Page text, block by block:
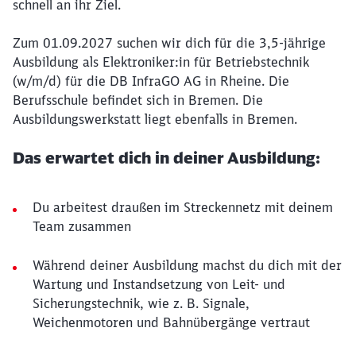
schnell an ihr Ziel.
Zum 01.09.2027 suchen wir dich für die 3,5-jährige
Ausbildung als Elektroniker:in für Betriebstechnik
(w/m/d) für die DB InfraGO AG in Rheine. Die
Berufsschule befindet sich in Bremen. Die
Ausbildungswerkstatt liegt ebenfalls in Bremen.
Das erwartet dich in deiner Ausbildung:
Du arbeitest draußen im Streckennetz mit deinem
Team zusammen
Während deiner Ausbildung machst du dich mit der
Wartung und Instandsetzung von Leit- und
Sicherungstechnik, wie z. B. Signale,
Weichenmotoren und Bahnübergänge vertraut